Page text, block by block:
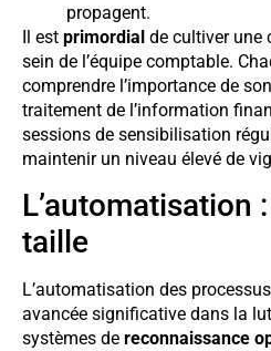
propagent.
Il est primordial de cultiver une
sein de l’équipe comptable.
comprendre l’importance de
traitement de l’information
sessions de sensibilisation
maintenir un niveau élevé de
L’automatisation
taille
L’automatisation des
avancée significative dans la
systèmes de reconnaissance